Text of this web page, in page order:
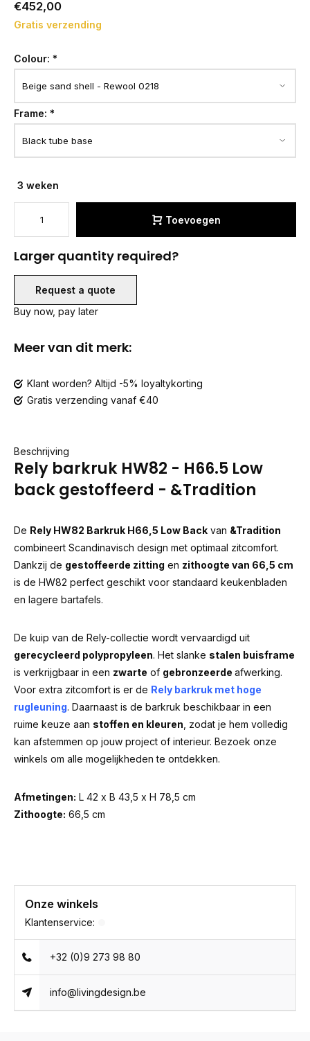
€452,00
Gratis verzending
Colour: *
Frame: *
3 weken
Toevoegen
Larger quantity required?
Request a quote
Buy now, pay later
Meer van dit merk:
Klant worden? Altijd -5% loyaltykorting
Gratis verzending vanaf €40
Beschrijving
Rely barkruk HW82 - H66.5 Low
back gestoffeerd - &Tradition
De Rely HW82 Barkruk H66,5 Low Back van &Tradition
combineert Scandinavisch design met optimaal zitcomfort.
Dankzij de gestoffeerde zitting en zithoogte van 66,5 cm
is de HW82 perfect geschikt voor standaard keukenbladen
en lagere bartafels.
De kuip van de Rely-collectie wordt vervaardigd uit
gerecycleerd polypropyleen. Het slanke stalen buisframe
is verkrijgbaar in een zwarte of gebronzeerde afwerking.
Voor extra zitcomfort is er de Rely barkruk met hoge
rugleuning. Daarnaast is de barkruk beschikbaar in een
ruime keuze aan stoffen en kleuren , zodat je hem volledig
kan afstemmen op jouw project of interieur. Bezoek onze
winkels om alle mogelijkheden te ontdekken.
Afmetingen: L 42 x B 43,5 x H 78,5 cm
Zithoogte: 66,5 cm
Onze winkels
Klantenservice:
+32 (0)9 273 98 80
info@livingdesign.be